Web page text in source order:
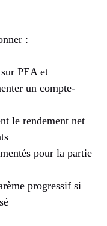
:
PEA et
un compte-
le rendement net
pour la partie
progressif si